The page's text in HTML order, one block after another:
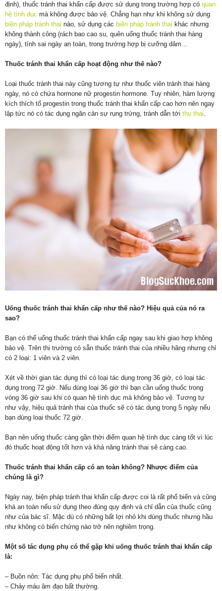
định), thuốc tránh thai khẩn cấp được sử dụng trong trường hợp có quan
hệ tình dục mà không được bảo vệ. Chẳng hạn như khi không sử dụng
biện pháp tránh thai nào, sử dụng các biện pháp tránh thai khác nhưng
không thành công (rách bao cao su, quên uống thuốc tránh thai hàng
ngày), tính sai ngày an toàn, trong trường hợp bị cưỡng dâm…
Thuốc tránh thai khẩn cấp hoạt động như thế nào?
Loại thuốc tránh thai này cũng tương tự như thuốc viên tránh thai hàng
ngày, nó có chứa hormone nữ progestin hormone. Tuy nhiên, hàm lượng
kích thích tố progestin trong thuốc tránh thai khẩn cấp cao hơn nên ngay
lập tức nó có tác dụng ngăn cản sự rụng trứng, tránh dẫn tới thụ thai.
Uống thuốc tránh thai khẩn cấp như thế nào? Hiệu quả của nó ra
sao?
Bạn có thể uống thuốc tránh thai khẩn cấp ngay sau khi giao hợp không
bảo vệ. Trên thị trường có sẵn thuốc tránh thai của nhiều hãng nhưng chỉ
có 2 loại: 1 viên và 2 viên.
Xét về thời gian tác dụng thì có loại tác dụng trong 36 giờ, có loại tác
dụng trong 72 giờ. Nếu dùng loại 36 giờ thì bạn cần uống thuốc trong
vòng 36 giờ sau khi có quan hệ tình dục mà không bảo vệ. Tương tự
như vậy, hiệu quả tránh thai của thuốc sẽ có tác dụng trong 5 ngày nếu
bạn dùng loại thuốc 72 giờ.
Bạn nên uống thuốc càng gần thời điểm quan hệ tình dục càng tốt vì lúc
đó thuốc hoạt động tốt hơn và khả năng tránh thai sẽ càng cao.
Thuốc tránh thai khẩn cấp có an toàn không? Nhược điểm của
chúng là gì?
Ngày nay, biện pháp tránh thai khẩn cấp được coi là rất phổ biến và cũng
khá an toàn nếu sử dụng theo đúng quy định và chỉ dẫn của thuốc cũng
như của bác sĩ. Mặc dù có những bất lợi nhỏ khi dùng thuốc nhưng hầu
như không có biến chứng nào trở nên nghiêm trọng.
Một số tác dụng phụ có thể gặp khi uống thuốc tránh thai khẩn cấp
là:
– Buồn nôn: Tác dụng phụ phổ biến nhất.
– Chảy máu âm đạo bất thường.